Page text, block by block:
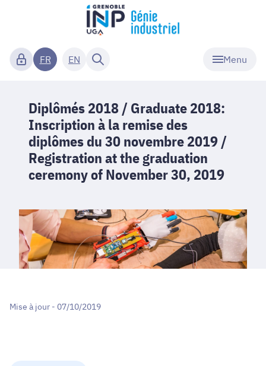
Menu
FR EN
Diplômés 2018 / Graduate 2018:
Inscription à la remise des
diplômes du 30 novembre 2019 /
Registration at the graduation
ceremony of November 30, 2019
Mise à jour - 07/10/2019